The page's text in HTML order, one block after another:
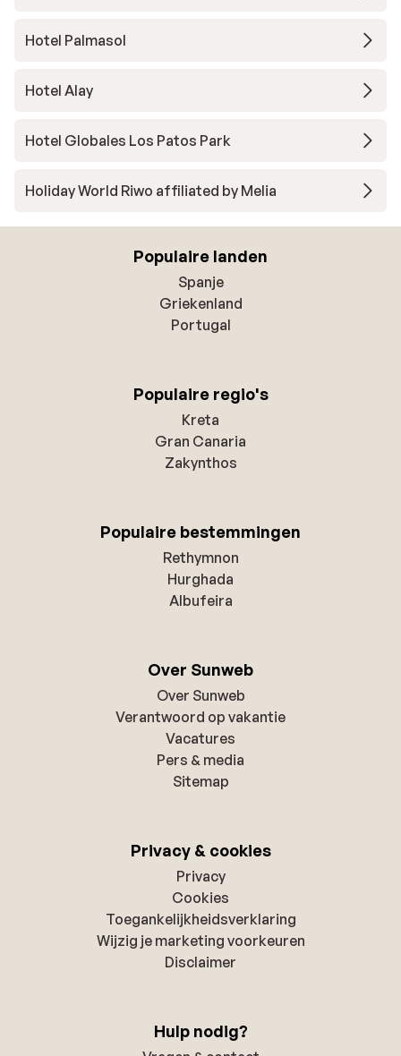
Hotel Palmasol
Hotel Alay
Hotel Globales Los Patos Park
Holiday World Riwo affiliated by Melia
Populaire landen
Spanje
Griekenland
Portugal
Populaire regio's
Kreta
Gran Canaria
Zakynthos
Populaire bestemmingen
Rethymnon
Hurghada
Albufeira
Over Sunweb
Over Sunweb
Verantwoord op vakantie
Vacatures
Pers & media
Sitemap
Privacy & cookies
Privacy
Cookies
Toegankelijkheidsverklaring
Wijzig je marketing voorkeuren
Disclaimer
Hulp nodig?